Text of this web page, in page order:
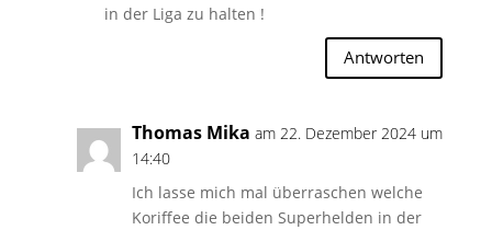
in der Liga zu halten !
Antworten
Thomas Mika am 22. Dezember 2024 um
14:40
Ich lasse mich mal überraschen welche
Koriffee die beiden Superhelden in der